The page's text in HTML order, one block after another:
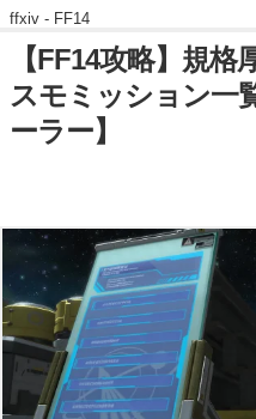
ffxiv - FF14
【FF14攻略】規
スモミッション一
ーラー】